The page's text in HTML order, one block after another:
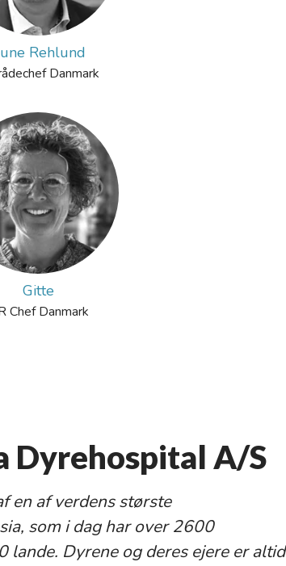
Rehlund
Danmark
Gitte
Chef Danmark
Dyrehospital A/S
en af verdens største
som i dag har over 2600
lande. Dyrene og deres ejere er altid